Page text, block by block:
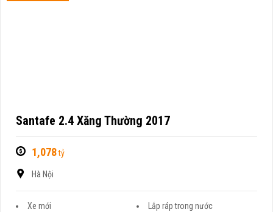
Santafe 2.4 Xăng Thường 2017
1,078tỷ
Hà Nội
Xe mới
Lắp ráp trong nước